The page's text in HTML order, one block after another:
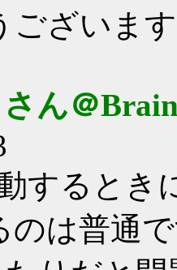
ございま
ん＠
するとき
のは普通